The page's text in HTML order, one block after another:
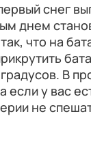
снег
днем
что на
В
у вас
не